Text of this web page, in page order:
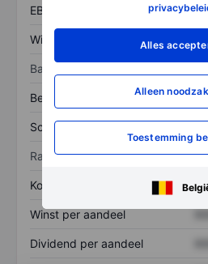
Alles
Alleen
Toestemming
EBITDA
Winst
Balans
Bezittingen
Schulden
Ratio's
Koers/omzetratio
Winst per aandeel
Dividend per aandeel